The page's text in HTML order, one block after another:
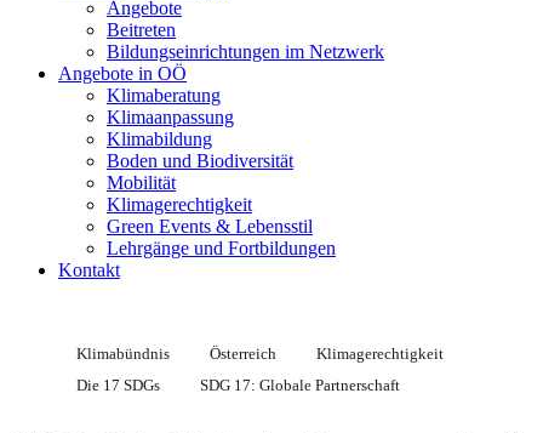
Angebote
Beitreten
Bildungseinrichtungen im Netzwerk
Angebote in OÖ
Klimaberatung
Klimaanpassung
Klimabildung
Boden und Biodiversität
Mobilität
Klimagerechtigkeit
Green Events & Lebensstil
Lehrgänge und Fortbildungen
Kontakt
Klimabündnis Österreich
Klimagerechtigkeit
Die 17 SDGs
SDG 17: Globale Partnerschaft